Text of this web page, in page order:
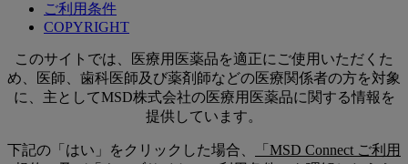
ご利用条件
COPYRIGHT
このサイトでは、医療用医薬品を適正にご使用いただくた
め、医師、歯科医師及び薬剤師などの医療関係者の方を対象
に、主としてMSD株式会社の医療用医薬品に関する情報を
提供しています。
下記の「はい」をクリックした場合、
「MSD Connect ご利用